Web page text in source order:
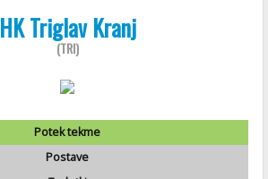
HK Triglav Kranj
(TRI)
Potek tekme
Postave